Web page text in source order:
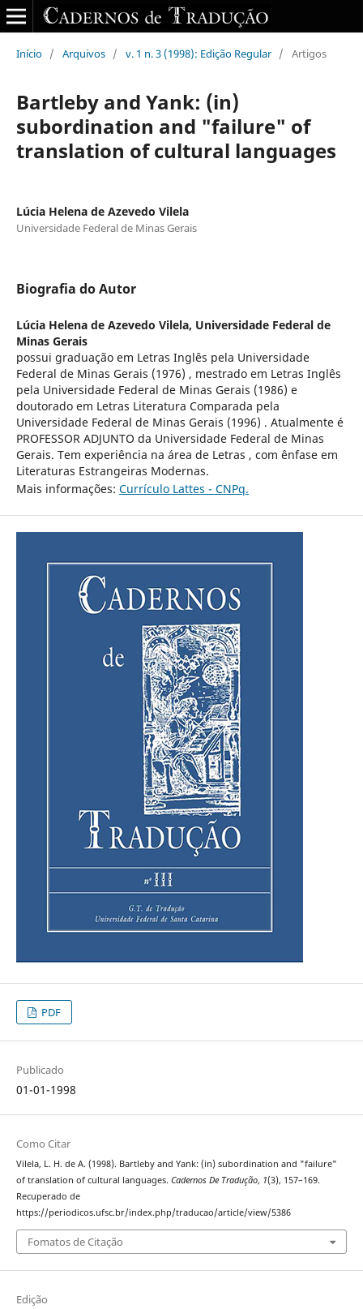
Início / Arquivos / v. 1 n. 3 (1998): Edição Regular / Artigos
Bartleby and Yank: (in)
subordination and "failure" of
translation of cultural languages
Lúcia Helena de Azevedo Vilela
Universidade Federal de Minas Gerais
Biografia do Autor
Lúcia Helena de Azevedo Vilela, Universidade Federal de
Minas Gerais
possui graduação em Letras Inglês pela Universidade
Federal de Minas Gerais (1976) , mestrado em Letras Inglês
pela Universidade Federal de Minas Gerais (1986) e
doutorado em Letras Literatura Comparada pela
Universidade Federal de Minas Gerais (1996) . Atualmente é
PROFESSOR ADJUNTO da Universidade Federal de Minas
Gerais. Tem experiência na área de Letras , com ênfase em
Literaturas Estrangeiras Modernas.
Mais informações: Currículo Lattes - CNPq.
PDF
Publicado
01-01-1998
Como Citar
Vilela, L. H. de A. (1998). Bartleby and Yank: (in) subordination and "failure"
of translation of cultural languages. Cadernos De Tradução, 1(3), 157–169.
Recuperado de
https://periodicos.ufsc.br/index.php/traducao/article/view/5386
Fomatos de Citação
Edição